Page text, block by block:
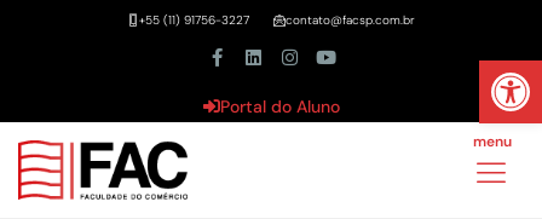
Abrir
+55 (11) 91756-3227 contato@facsp.com.br
Portal do Aluno
menu